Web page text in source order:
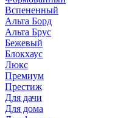
Вспененный
Альта Борд
Альта Брус
Бежевый
Блокхаус
Люкс
Премиум
Престиж
Для дачи
Для дома